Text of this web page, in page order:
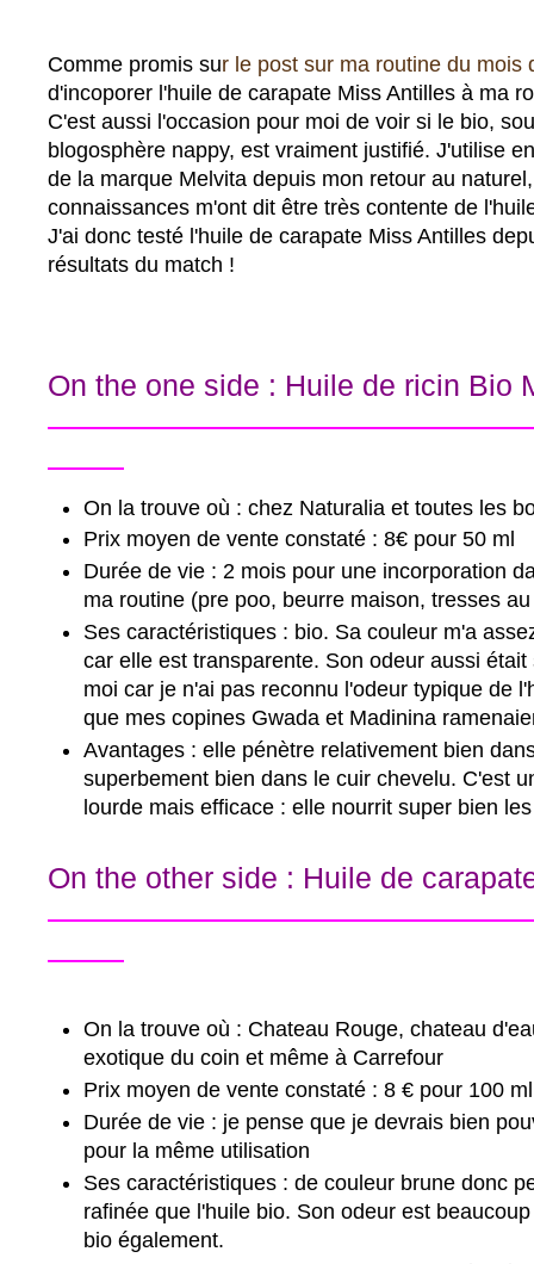
Comme promis sur le post sur ma routine du mois
d'incoporer l'huile de carapate Miss Antilles à ma
C'est aussi l'occasion pour moi de voir si le bio,
blogosphère nappy, est vraiment justifié. J'utilise
de la marque Melvita depuis mon retour au
connaissances m'ont dit être très contente de
J'ai donc testé l'huile de carapate Miss Antilles
résultats du match !
On the one side : Huile de ricin Bio
--------
On la trouve où : chez Naturalia et toutes les
Prix moyen de vente constaté : 8€ pour 50 ml
Durée de vie : 2 mois pour une incorporation
ma routine (pre poo, beurre maison, tresses
Ses caractéristiques : bio. Sa couleur m'a
car elle est transparente. Son odeur aussi
moi car je n'ai pas reconnu l'odeur typique de
que mes copines Gwada et Madinina
Avantages : elle pénètre relativement bien
superbement bien dans le cuir chevelu. C'est
lourde mais efficace : elle nourrit super bien
On the other side : Huile de
--------
On la trouve où : Chateau Rouge, chateau
exotique du coin et même à Carrefour
Prix moyen de vente constaté : 8 € pour 100 ml
Durée de vie : je pense que je devrais bien
pour la même utilisation
Ses caractéristiques : de couleur brune donc
rafinée que l'huile bio. Son odeur est
bio également.